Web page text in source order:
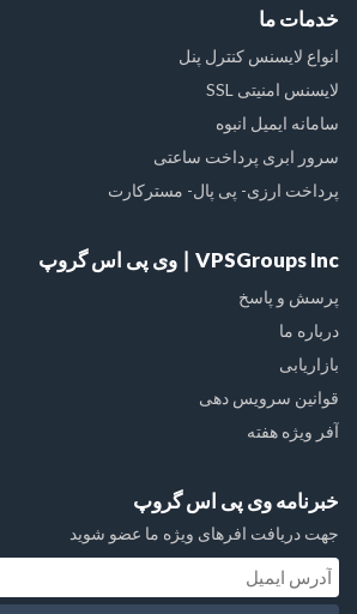
خدمات ما
انواع لایسنس کنترل پنل
لایسنس امنیتی SSL
سامانه ایمیل انبوه
سرور ابری پرداخت ساعتی
پرداخت ارزی- پی پال- مسترکارت
VPSGroups Inc ∣ وی پی اس گروپ
پرسش و پاسخ
درباره ما
بازاریابی
قوانین سرویس دهی
آفر ویژه هفته
خبرنامه وی پی اس گروپ
جهت دریافت افرهای ویژه ما عضو شوید